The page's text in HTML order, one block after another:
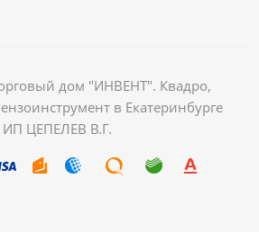
дом "ИНВЕНТ". Квадро,
в Екатеринбурге
ИП ЦЕПЕЛЕВ В.Г.